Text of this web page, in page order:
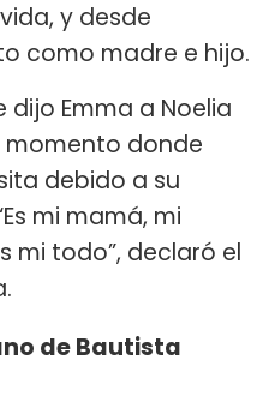
y desde
como madre e hijo.
dijo Emma a Noelia
momento donde
debido a su
mi mamá, mi
mi todo”, declaró el
de Bautista